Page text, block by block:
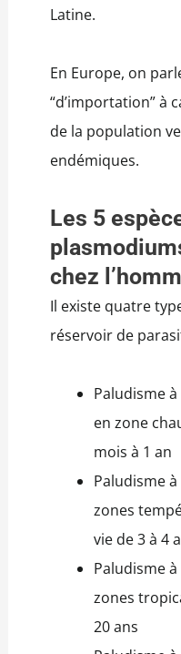
Latine.
En Europe, on
“d’importation” à
de la population
endémiques.
Les 5
chez
Il existe quatre
réservoir de
Paludisme
en zone
mois à 1 an
Paludisme
zones
vie de 3 à 4
Paludisme
zones
20 ans